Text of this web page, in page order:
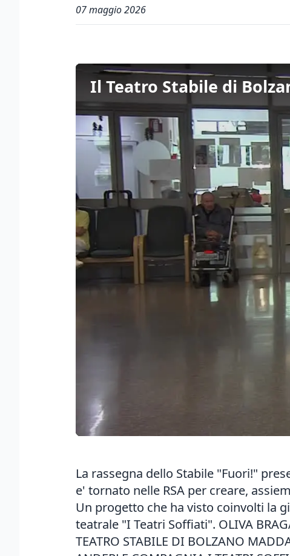
07 maggio 2026
Il Teatro Stabile di
La rassegna dello Stabile "Fuori!"
e' tornato nelle RSA per creare,
Un progetto che ha visto coinvolti la
teatrale "I Teatri Soffiati". OLIVA
TEATRO STABILE DI BOLZANO